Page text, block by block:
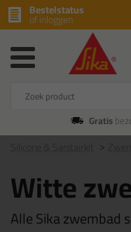
Bestelstatus
of inloggen
Gratis
Witte
Alle Sika zwembad